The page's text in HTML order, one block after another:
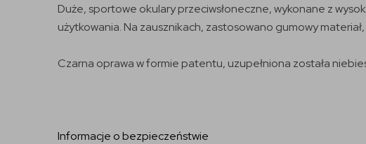
Duże, sportowe okulary przeciwsłoneczne, wykonane z
użytkowania. Na zausznikach, zastosowano gumowy
Czarna oprawa w formie patentu, uzupełniona została
Informacje o bezpieczeństwie